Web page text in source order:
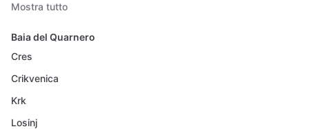
Mostra tutto
Baia del Quarnero
Cres
Crikvenica
Krk
Losinj